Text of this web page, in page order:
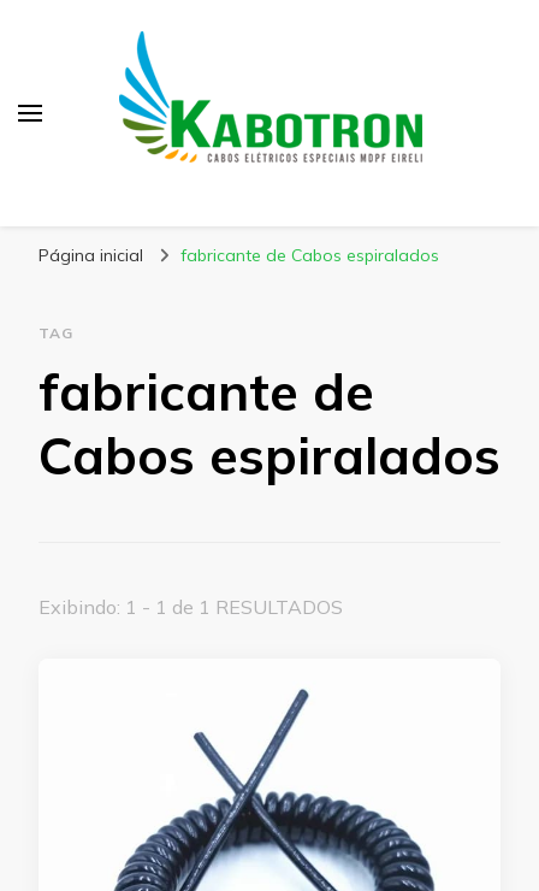
Página inicial fabricante de Cabos espiralados
TAG
fabricante de
Cabos espiralados
Exibindo: 1 - 1 de 1 RESULTADOS